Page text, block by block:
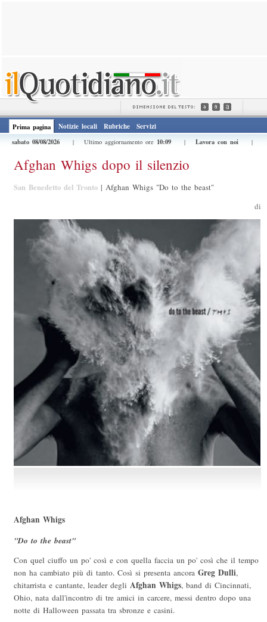
Prima pagina Notizie locali Rubriche
Servizi
sabato 08/08/2026
| Ultimo aggiornamento ore 10:09 | Lavora con noi |
Afghan Whigs dopo il silenzio
San Benedetto del Tronto | Afghan Whigs "Do to the beast"
di
Afghan Whigs
"Do to the beast"
Con quel ciuffo un po' così e con quella faccia un po' così che il tempo
non ha cambiato più di tanto. Così si presenta ancora Greg Dulli,
chitarrista e cantante, leader degli Afghan Whigs, band di Cincinnati,
Ohio, nata dall'incontro di tre amici in carcere, messi dentro dopo una
notte di Halloween passata tra sbronze e casini.